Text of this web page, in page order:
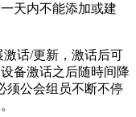
天内不能添加或建
话/更新，激话后可
备激话之后随時间降
须公会组员不断不停